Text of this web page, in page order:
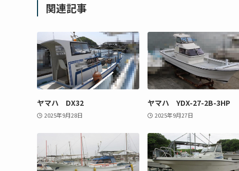
関連記事
ヤマハ DX32
2025年9月28日
ヤマハ YDX-27-2B-3HP
2025年9月27日